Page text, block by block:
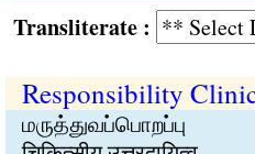
:
Responsibility
மருத்துவப்பொறப்பு